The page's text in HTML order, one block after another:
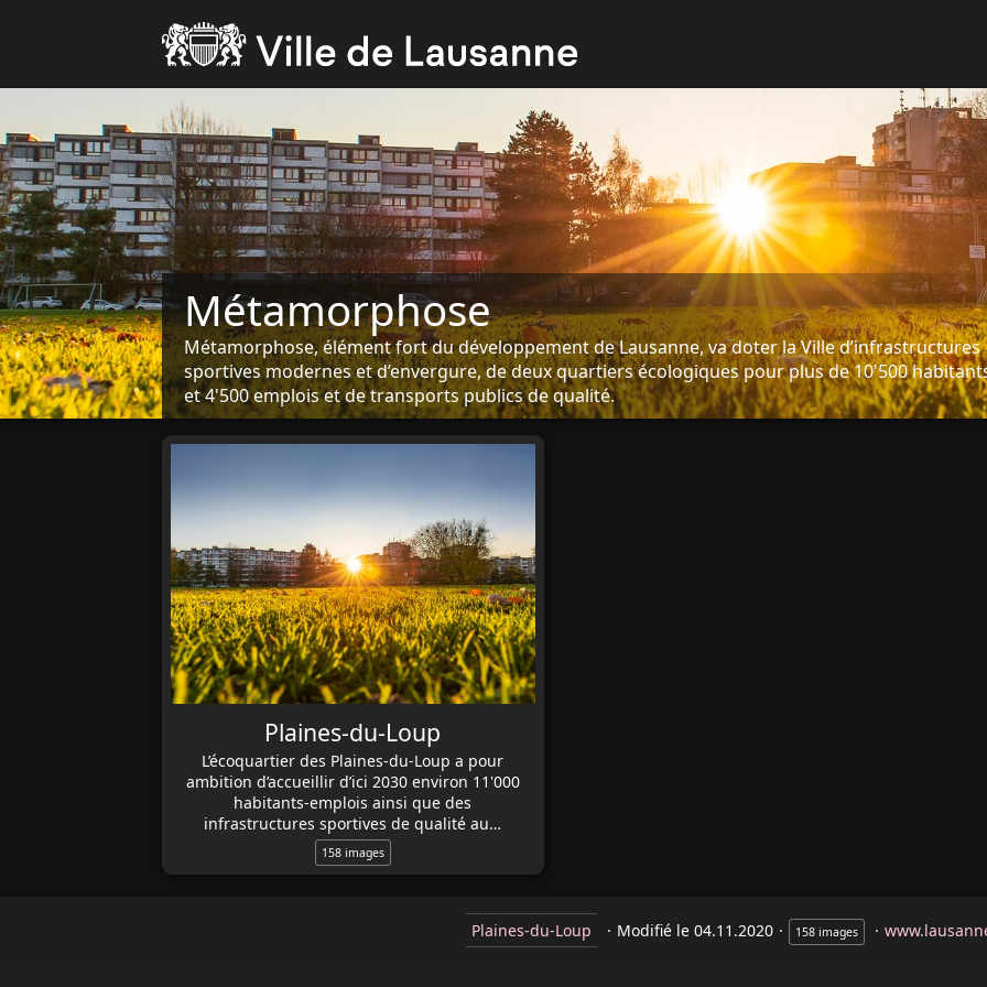
Métamorphose
Métamorphose, élément fort du développement de Lausanne, va doter la Ville d’infrastructures
sportives modernes et d’envergure, de deux quartiers écologiques pour plus de 10'500
et 4'500 emplois et de transports publics de qualité.
Plaines-du-Loup
L’écoquartier des Plaines-du-Loup a pour
ambition d’accueillir d’ici 2030 environ 11'000
habitants-emplois ainsi que des
infrastructures sportives de qualité au…
158 images
Plaines-du-Loup Modifié le 04.11.2020 158 images